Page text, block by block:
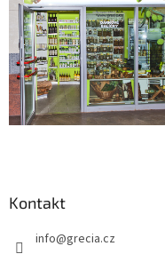
Kontakt
info@grecia.cz